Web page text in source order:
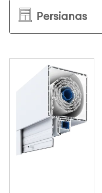
Persianas